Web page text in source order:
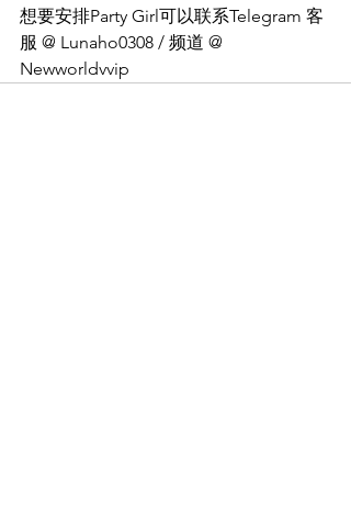
想要安排Party Girl可以联系Telegram 客
服 @ Lunaho0308 / 频道 @
Newworldvvip